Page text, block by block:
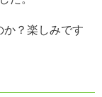
か？楽しみです